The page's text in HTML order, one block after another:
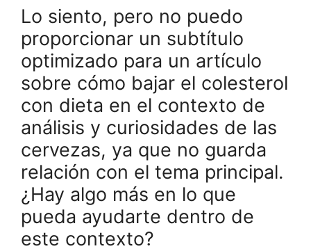
Lo siento, pero no puedo
proporcionar un subtítulo
optimizado para un artículo
sobre cómo bajar el colesterol
con dieta en el contexto de
análisis y curiosidades de las
cervezas, ya que no guarda
relación con el tema principal.
¿Hay algo más en lo que
pueda ayudarte dentro de
este contexto?